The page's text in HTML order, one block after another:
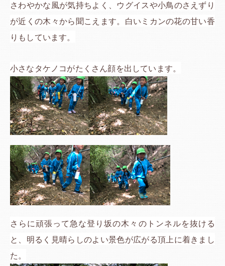
さわやかな風が気持ちよく、ウグイスや小鳥のさえずり
が近くの木々から聞こえます。白いミカンの花の甘い香
りもしています。
小さなタケノコがたくさん顔を出しています。
さらに頑張って急な登り坂の木々のトンネルを抜ける
と、明るく見晴らしのよい景色が広がる頂上に着きまし
た。